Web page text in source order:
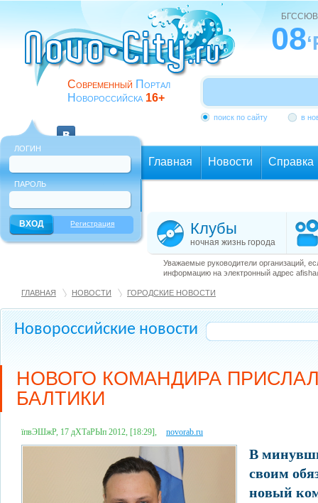
Современный Портал
Новороссийска 16+
08
поиск по сайту в
ЛОГИН
ПАРОЛЬ
Регистрация
Главная Новости Справка
Клубы
ночная жизнь города
Уважаемые руководители организаций,
информацию на электронный адрес
ГЛАВНАЯ НОВОСТИ ГОРОДСКИЕ НОВОСТИ
Новороссийские новости
НОВОГО КОМАНДИРА
БАЛТИКИ
їпвЭШжР, 17 дХТаРЫп 2012, [18:29], novorab.ru
В
своим
новый